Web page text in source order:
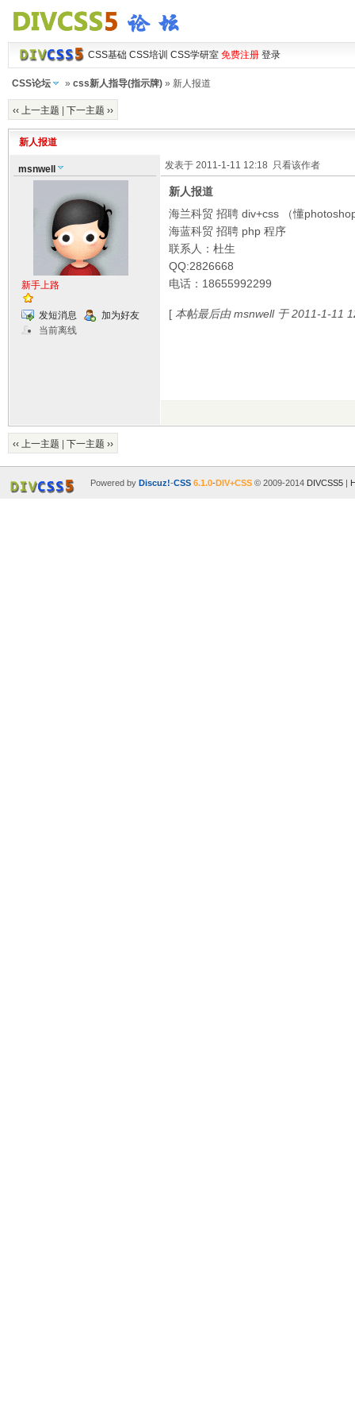
CSS基础 CSS培训 CSS学研室 免费注册 登录
CSS论坛 » css新人指导(指示牌)» 新人报道
‹‹ 上一主题 下一主题 ››
新人报道
msnwell
新手上路
发短消息
加为好友
当前离线
发表于 2011-1-11 12:18 只看该作者
新人报道
海兰科贸 招聘 div+css （懂
海蓝科贸 招聘 php 程序
联系人：杜生
QQ:2826668
电话：18655992299
[本帖最后由 msnwell 于 2011-1-11
‹‹ 上一主题 下一主题 ››
Powered by Discuz!-CSS 6.1.0-DIV+CSS© 2009-2014 DIVCSS5|